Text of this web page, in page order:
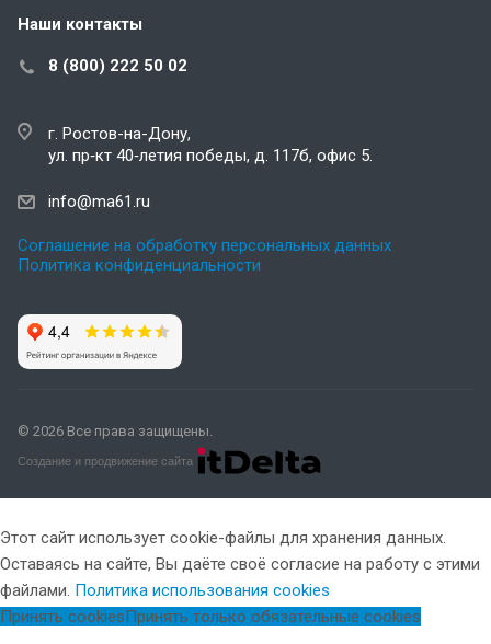
Наши контакты
8 (800) 222 50 02
г. Ростов-на-Дону,
ул. пр‑кт 40‑летия победы, д. 117б, офис 5.
info@ma61.ru
Соглашение на обработку персональных данных
Политика конфиденциальности
© 2026 Все права защищены.
Создание и продвижение сайта
Этот сайт использует cookie-файлы для хранения данных.
Оставаясь на сайте, Вы даёте своё согласие на работу с этими
файлами. Политика использования cookies
Принять cookiesПринять только обязательные cookies